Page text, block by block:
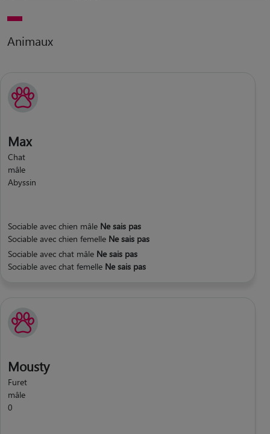
Animaux
Max
Chat
mâle
Abyssin
Sociable avec chien mâle Ne sais pas
Sociable avec chien femelle Ne sais pas
Sociable avec chat mâle Ne sais pas
Sociable avec chat femelle Ne sais pas
Mousty
Furet
mâle
0